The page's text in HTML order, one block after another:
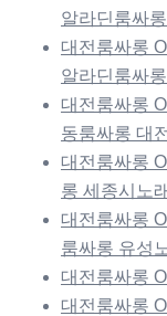
알라딘룸싸
대전룸싸롱
알라딘룸싸
대전룸싸롱
동룸싸롱 대
대전룸싸롱
롱 세종시노
대전룸싸롱
룸싸롱 유성
대전룸싸롱
대전룸싸롱